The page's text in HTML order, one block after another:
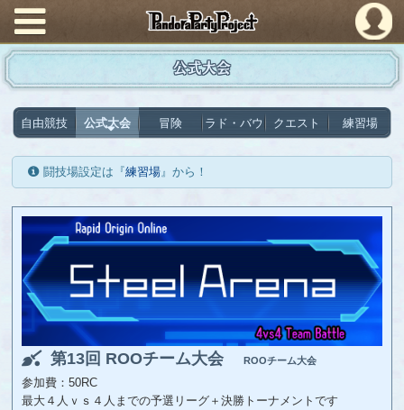
PandoraPartyProject
公式大会
自由競技 公式大会 冒険 ラド・バウ クエスト 練習場
闘技場設定は『練習場』から！
第13回 ROOチーム大会 ROOチーム大会
参加費：50RC
最大４人ｖｓ４人までの予選リーグ＋決勝トーナメントです